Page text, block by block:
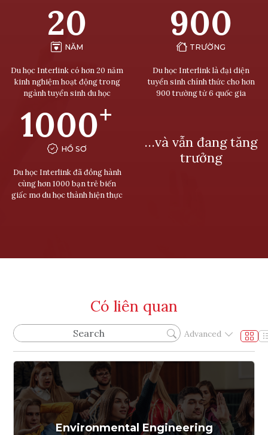
20
NĂM
Du học Interlink có hơn 20 năm
kinh nghiệm hoạt động trong
ngành tuyển sinh du học
900
TRƯỜNG
Du học Interlink là đại diện
tuyển sinh chính thức cho hơn
900 trường từ 6 quốc gia
1000+
HỒ SƠ
Du học Interlink đã đồng hành
cùng hơn 1000 bạn trẻ biến
giấc mơ du học thành hiện thực
…và vẫn đang tăng
trưởng
Có liên quan
Advanced
Environmental Engineering